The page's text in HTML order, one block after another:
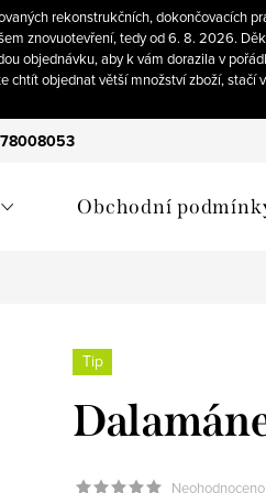
rekonstrukčních, dokončovacích
znovuotevření, tedy od 6. 8. 2026.
objednávku, aby k vám dorazila v
objednat větší množství zboží,
Obchodní
Tip
Neohodnoceno